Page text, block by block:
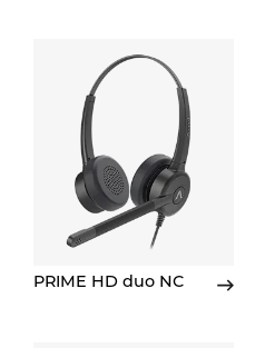
PRIME HD duo NC